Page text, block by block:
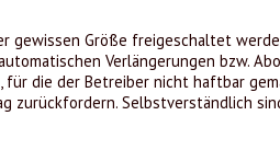
Größe freigeschaltet
Verlängerungen bzw.
die der Betreiber nicht haftbar
Selbstverständlich